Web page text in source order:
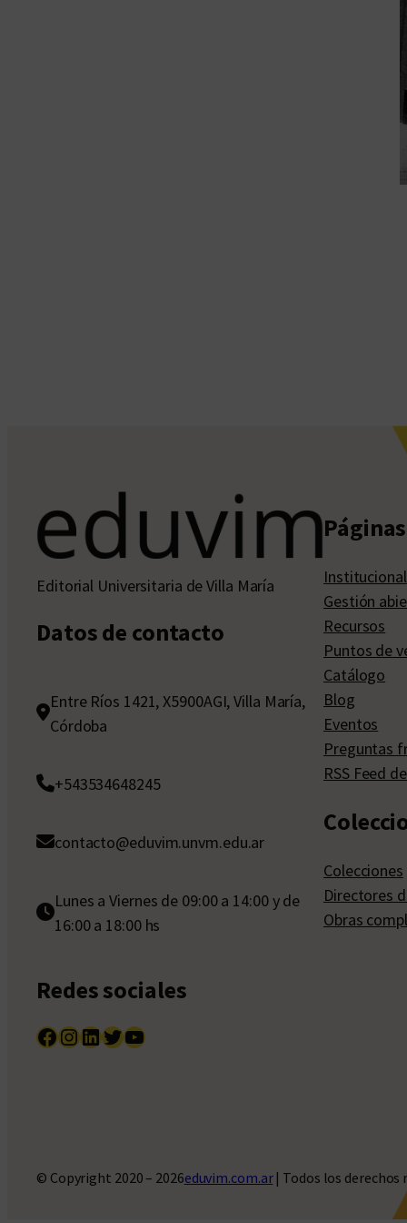
Editorial Universitaria de Villa María
Datos de contacto
Entre Ríos 1421, X5900AGI, Villa María,
Córdoba
+543534648245
contacto@eduvim.unvm.edu.ar
Lunes a Viernes de 09:00 a 14:00 y de
16:00 a 18:00 hs
Redes sociales
Facebook InstagramLinkedIn Twitter YouTube
Institucional
Gestión
Recursos
Puntos de
Catálogo
Blog
Eventos
Preguntas
RSS Feed
Colecciones
Directores
Obras
© Copyright 2020 – 2026eduvim.com.ar| Todos los derechos